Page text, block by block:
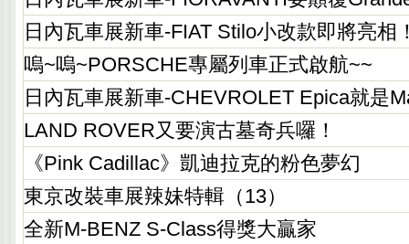
日內瓦車展新車-FIAT Stilo小改款即將亮相
嗚~嗚~PORSCHE專屬列車正式啟航~~
日內瓦車展新車-CHEVROLET Epica就是
LAND ROVER又要演古墓奇兵囉！
《Pink Cadillac》凱迪拉克的粉色夢幻
東京改裝車展辣妹特輯（13）
全新M-BENZ S-Class得獎大贏家